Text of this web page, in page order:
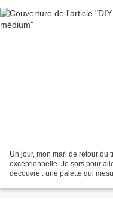
Un jour, mon mari de retour du
exceptionnelle. Je sors pour
découvre : une palette qui